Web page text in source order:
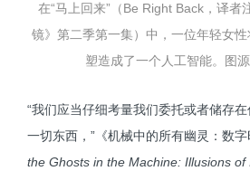
在“马上回来”（Be Right Back，译者
镜》第二季第一集）中，一位年轻女
塑造成了一个人工智能。
图源
“我们应当仔细考量我们委托或者储存
一切东西，”《机械中的所有幽灵：数
the Ghosts in the Machine: Illusions